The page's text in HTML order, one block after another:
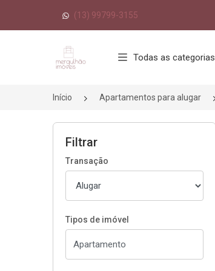
(13) 99799-3155
Página inicial
Todas as categorias
Início Apartamentos para alugar
Filtrar
Transação
Tipos de imóvel